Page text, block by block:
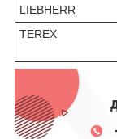
LIEBHERR
TEREX